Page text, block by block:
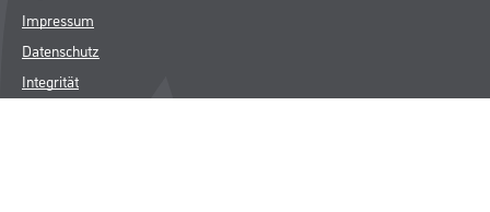
Impressum
Datenschutz
Integrität